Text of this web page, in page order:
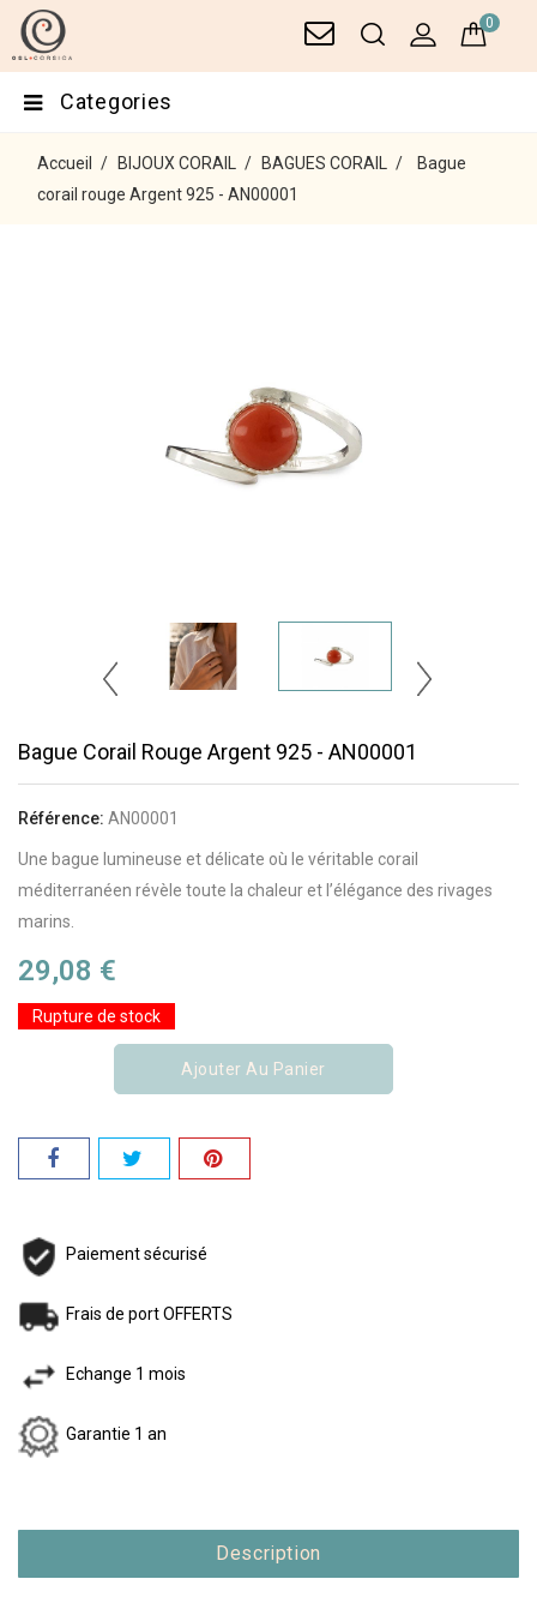
0
Categories
Accueil BIJOUX CORAIL BAGUES CORAIL
Bague
corail rouge Argent 925 - AN00001
Bague Corail Rouge Argent 925 - AN00001
Référence: AN00001
Une bague lumineuse et délicate où le véritable corail
méditerranéen révèle toute la chaleur et l’élégance des rivages
marins.
29,08 €
Rupture de stock
Ajouter Au Panier
Paiement sécurisé
Frais de port OFFERTS
Echange 1 mois
Garantie 1 an
Description